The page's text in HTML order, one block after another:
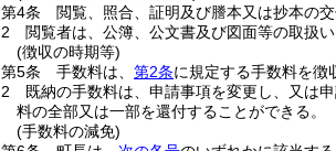
第4条
閲覧、照合、証明及び謄本又は抄本の
2
閲覧者は、公簿、公文書及び図面等の取扱
(徴収の時期等)
第5条
手数料は、 第2条に規定する手数料を徴
2
既納の手数料は、申請事項を変更し、又は
料の全部又は一部を還付することができる。
(手数料の減免)